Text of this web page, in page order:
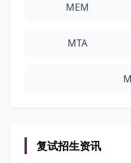
MEM
MTA
复试招生资讯